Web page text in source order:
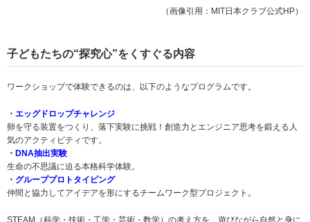
（画像引用：MIT日本クラブ公式HP）
子どもたちの“探究心”をくすぐる内容
ワークショップで体験できるのは、以下のようなプログラムです。
・ エッグドロップチャレンジ
卵を守る装置をつくり、落下実験に挑戦！創造力とエンジニア思考を鍛える人
気のアクティビティです。
・ DNA抽出実験
生命の不思議に迫る本格科学体験。
・ グループプロトタイピング
仲間と協力してアイデアを形にするチームワーク型プロジェクト。
STEAM（科学・技術・工学・芸術・数学）の考え方を、遊びながら自然と身に